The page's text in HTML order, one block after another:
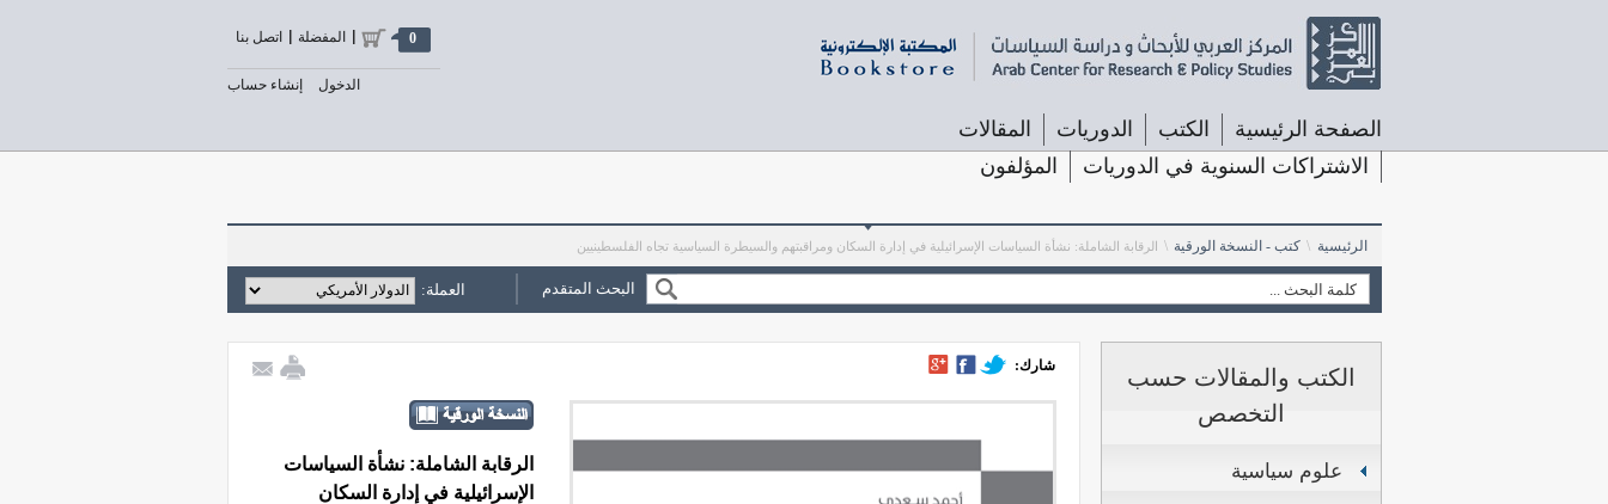
اتصل بنا المفضلة 0
الصفحة الرئيسية الكتب الدوريات
المقالات
الاشتراكات السنوية في الدوريات
المؤلفون
إنشاء حساب الدخول
الرئيسية \ كتب - النسخة الورقية \ الرقابة الشاملة: نشأة السياسات الإسرائيلية في إدارة السكان ومراقبتهم والسيطرة السياسية تجاه الفلسطينيين
البحث المتقدم العملة:
الكتب والمقالات حسب
التخصص
علوم سياسية
شارك:
الرقابة الشاملة: نشأة السياسات
الإسرائيلية في إدارة السكان